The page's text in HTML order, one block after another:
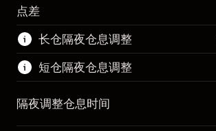
该金融市场可进行差价合约交易。
了解更多:
差价合约
点差
长仓隔夜仓息调整
短仓隔夜仓息调整
隔夜调整仓息时间